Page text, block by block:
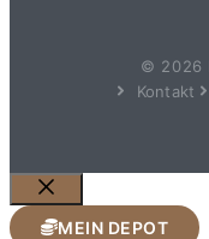
© 2026
Kontakt
Schließen
MEIN DEPOT